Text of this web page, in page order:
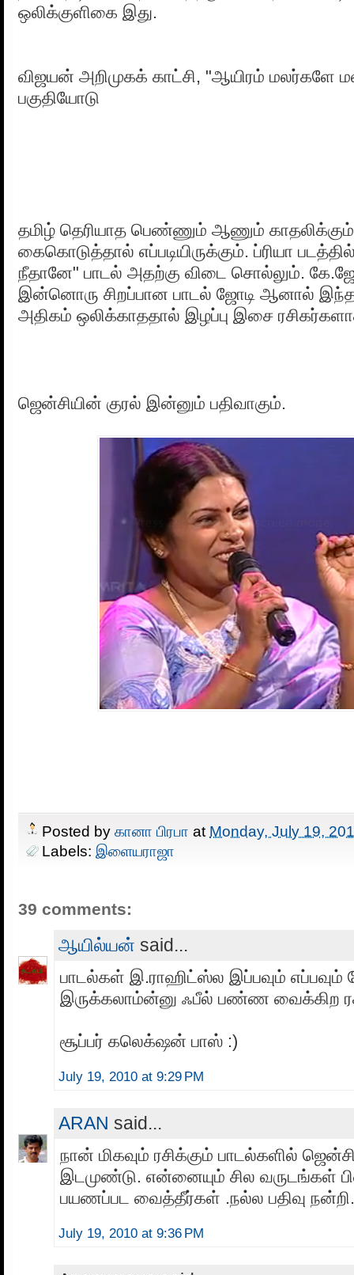
ஒலிக்குளிகை இது.
விஜயன் அறிமுகக் காட்சி, "ஆயிரம் மலர்களே
பகுதியோடு
தமிழ் தெரியாத பெண்ணும் ஆணும்
கைகொடுத்தால் எப்படியிருக்கும். ப்ரியா
நீதானே" பாடல் அதற்கு விடை சொல்லும்.
இன்னொரு சிறப்பான பாடல் ஜோடி ஆனால் இந்த
அதிகம் ஒலிக்காததால் இழப்பு இசை
ஜென்சியின் குரல் இன்னும் பதிவாகும்.
Posted by கானா பிரபா at Monday, July 19,
Labels: இளையராஜா
39 comments:
ஆயில்யன் said...
பாடல்கள் இ.ராஹிட்ஸ்ல இப்பவும் எப்பவும்
இருக்கலாம்ன்னு ஃபீல் பண்ண வைக்கிற
சூப்பர் கலெக்‌ஷன் பாஸ் :)
July 19, 2010 at 9:29 PM
ARAN said...
நான் மிகவும் ரசிக்கும் பாடல்களில்
இடமுண்டு. என்னையும் சில வருடங்கள்
பயணப்பட வைத்தீர்கள் .நல்ல பதிவு நன்றி.
July 19, 2010 at 9:36 PM